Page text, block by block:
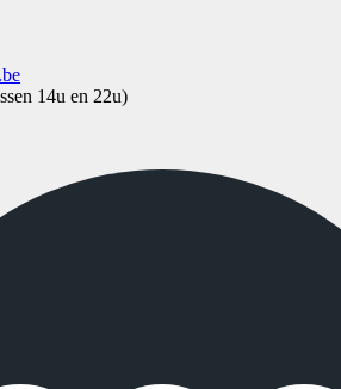
14u en 22u)